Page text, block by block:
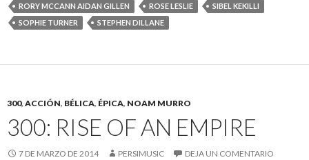
RORY MCCANN AIDAN GILLEN
ROSE LESLIE
SIBEL KEKILLI
SOPHIE TURNER
STEPHEN DILLANE
300, ACCIÓN, BÉLICA, ÉPICA, NOAM MURRO
300: RISE OF AN EMPIRE
7 DE MARZO DE 2014 PERSIMUSIC DEJA UN COMENTARIO